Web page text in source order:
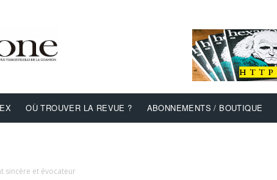
OÙ TROUVER LA REVUE ? ABONNEMENTS / BOUTIQUE
sincère et évocateur